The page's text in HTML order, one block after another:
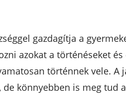
gazdagítja a
azokat a történéseket és
történnek vele. A
könnyebben is meg tud